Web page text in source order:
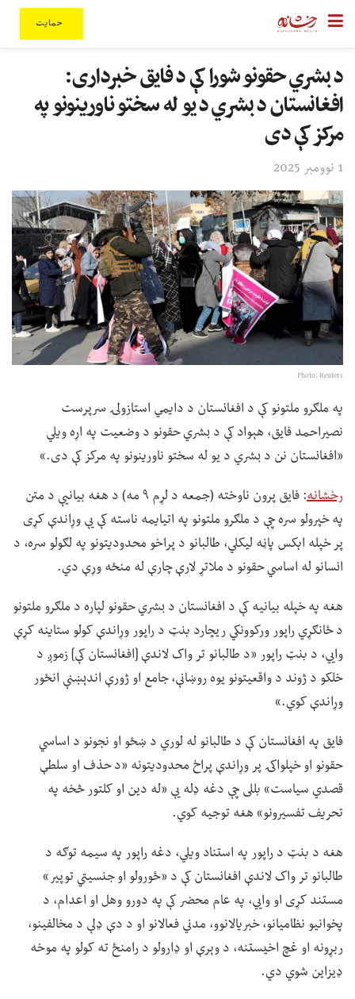
حمایت
د بشري حقونو شورا کې د فایق خبرداری:
افغانستان د بشري د یو له سختو ناورینونو په
مرکز کې دی
1 نوومبر 2025
Photo: Reuters
په ملګرو ملتونو کې د افغانستان د دایمي استازولۍ سرپرست
نصیراحمد فایق، هېواد کې د بشري حقونو د وضعیت په اړه ویلي
«افغانستان نن د بشري د یو له سختو ناورینونو په مرکز کې دی.»
رخشانه
: فایق پرون ناوخته (جمعه د لړم ۹ مه) د هغه بیانیې د متن
په خپرولو سره چې د ملګرو ملتونو په اتیایمه ناسته کې یې وړاندې کړی
پر خپله اېکس پاڼه لیکلي، طالبانو د پراخو محدودیتونو په لګولو سره، د
انسانو له اساسي حقونو د ملاتړ لارې چارې له منځه وړې دي.
هغه په خپله بیانیه کې د افغانستان د بشري حقونو لپاره د ملګرو ملتونو
د ځانګړي راپور ورکوونکي ریچارد بنټ د راپور وړاندې کولو ستاینه کړې
وايي، د بنټ راپور «د طالبانو تر واک لاندې [افغانستان کې] زموږ د
خلکو د ژوند د واقعیتونو یوه روښانې، جامع او ژورې اندېښنې انځور
وړاندې کوي.»
فایق په افغانستان کې د طالبانو له لوري د ښځو او نجونو د اساسي
حقونو او خپلواکۍ پر وړاندې پراخ محدودیتونه «د حذف او سلطې
قصدي سیاست» بللی چې دغه ډله یې «له دین او کلتور څخه په
تحریف تفسیرونو» هغه توجیه کوي.
هغه د بنټ د راپور په استناد ویلي، دغه راپور په سیمه توګه د
طالبانو تر واک لاندې افغانستان کې د «ځورولو او جنسیتي توپير»
مستند کړی او وايي، په عام محضر کې په دورو وهل او اعدام، د
پخوانیو نظامیانو، خبریالانوو، مدني فعالانو او د دې ډلې د مخالفینو،
ربړونه او غچ اخیستنه، د وېرې او ډارولو د رامنځ ته کولو په موخه
ډیزاین شوي دي.